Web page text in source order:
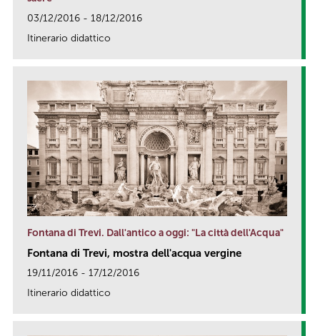
03/12/2016 - 18/12/2016
Itinerario didattico
Fontana di Trevi. Dall'antico a oggi: "La città dell'Acqua"
Fontana di Trevi, mostra dell'acqua vergine
19/11/2016 - 17/12/2016
Itinerario didattico